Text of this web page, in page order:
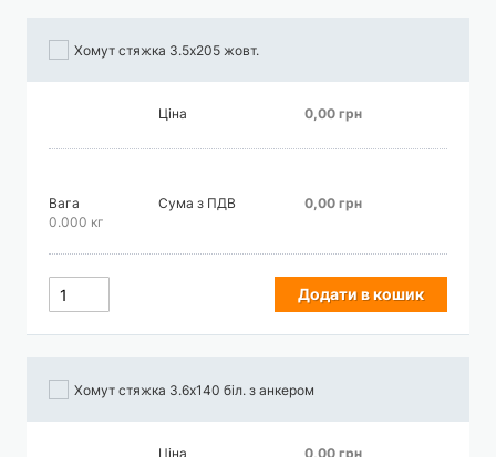
Хомут стяжка 3.5х205 жовт.
Ціна 0,00 грн
Вага
0.000 кг
Сума з ПДВ 0,00 грн
Додати в кошик
Хомут стяжка 3.6х140 біл. з анкером
Ціна 0,00 грн